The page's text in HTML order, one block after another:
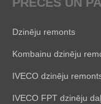
Dzinēju remonts
Kombainu dzinēju
IVECO dzinēju
IVECO FPT dzinēju